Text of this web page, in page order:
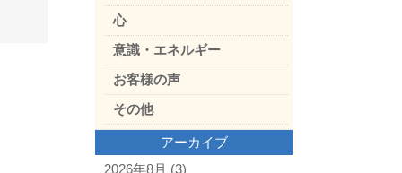
心
意識・エネルギー
お客様の声
その他
アーカイブ
2026年8月 (3)